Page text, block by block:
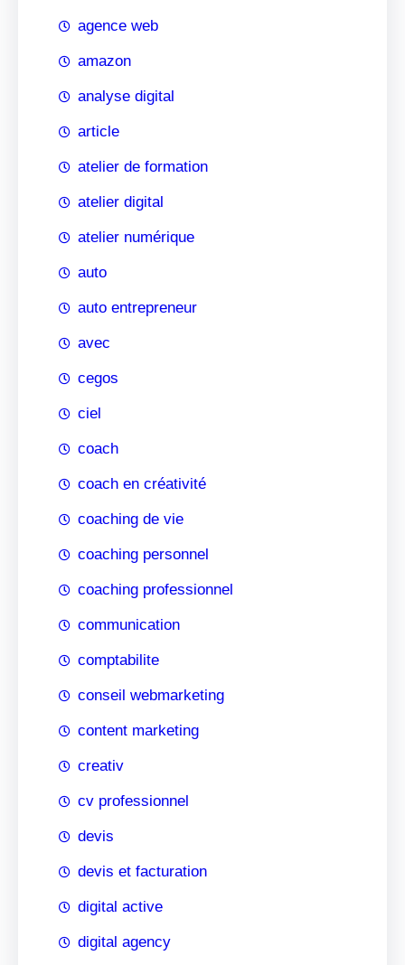
agence web
amazon
analyse digital
article
atelier de formation
atelier digital
atelier numérique
auto
auto entrepreneur
avec
cegos
ciel
coach
coach en créativité
coaching de vie
coaching personnel
coaching professionnel
communication
comptabilite
conseil webmarketing
content marketing
creativ
cv professionnel
devis
devis et facturation
digital active
digital agency